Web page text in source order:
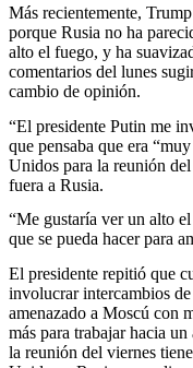
Más recientemente,
porque Rusia no ha
alto el fuego, y ha
comentarios del lunes
cambio de opinión.
“El presidente Putin me
que pensaba que era
Unidos para la reunión
fuera a Rusia.
“Me gustaría ver un alto
que se pueda hacer para
El presidente repitió que
involucrar intercambios
amenazado a Moscú con
más para trabajar hacia
la reunión del viernes